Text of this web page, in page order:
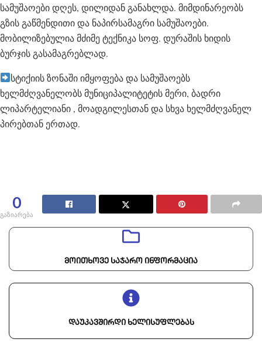
სამუშაოები დღეს, დილიდან განახლდა. მიმდინარეობს
გზის გაწმენდითი და ნაპირსამაგრი სამუშაოები.
მობილიზებულია მძიმე ტექნიკა სოფ. დურაშის ხიდის
ბურჯის გასამაგრებლად.
სტიქიის ზონაში იმყოფება და სამუშაოებს
ხელმძღვანელობს მუნიციპალიტეტის მერი, ბადრი
ლიპარტელიანი , მოადგილესთან და სხვა ხელმძღვანელ
პირებთან ერთად.
0
გაზიარება
მოითხოვე საჯარო ინფორმაცია
დაუკავშირდი ხელისუფლებას